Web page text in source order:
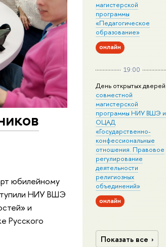
магистерской
программы
«Педагогическое
образование»
онлайн
19:00
День открытых дверей
совместной
магистерской
программы НИУ ВШЭ и
ОЦАД
«Государственно-
конфессиональные
отношения. Правовое
регулирование
деятельности
религиозных
объединений»
онлайн
Показать все
юбилейному
НИУ ВШЭ
и
Русского